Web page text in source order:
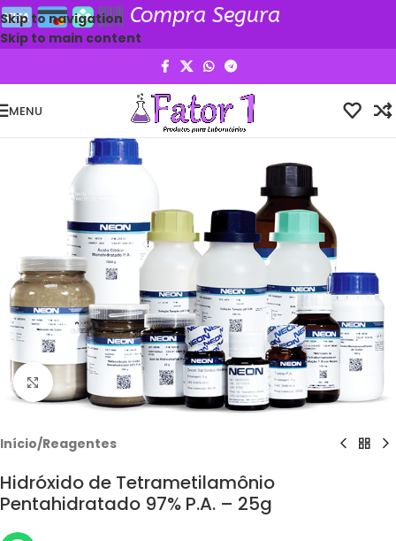
Skip to navigation
Skip to main content
Compra Segura
MENU
Clique para ampliar
Início/Reagentes
Hidróxido de Tetrametilamônio
Pentahidratado 97% P.A. – 25g